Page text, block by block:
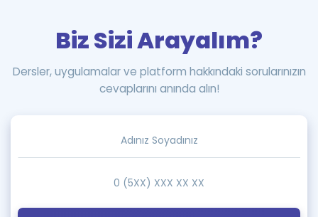
Biz Sizi Arayalım?
Dersler, uygulamalar ve platform hakkındaki sorularınızın
cevaplarını anında alın!